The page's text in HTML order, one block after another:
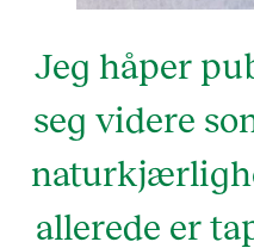
Jeg håper
seg videre
allerede er